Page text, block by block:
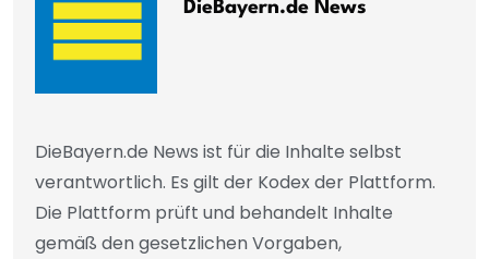
DieBayern.de News
DieBayern.de News ist für die Inhalte selbst
verantwortlich. Es gilt der Kodex der Plattform.
Die Plattform prüft und behandelt Inhalte
gemäß den gesetzlichen Vorgaben,